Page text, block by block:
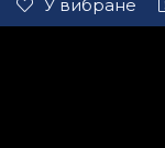
У вибране